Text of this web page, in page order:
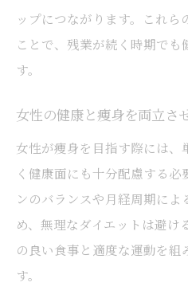
痩身管理と仕事効
痩身と長時間労働
残業の増加は痩身
痩身効果を下げる
長時間労働下で痩
痩身目標を叶えるため
ップにつながります。これら
ことで、残業が続く時期でも
す。
女性の健康と痩身を両立さ
女性が痩身を目指す際には、
く健康面にも十分配慮する
ンのバランスや月経周期に
め、無理なダイエットは避け
の良い食事と適度な運動を組
す。